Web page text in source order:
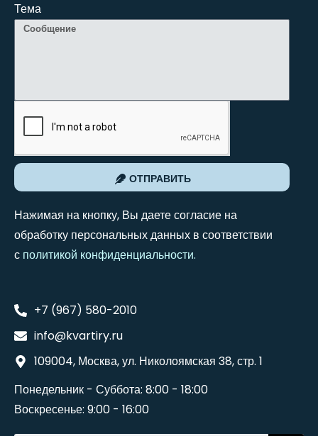
Тема
ОТПРАВИТЬ
Нажимая на кнопку, Вы даете согласие на
обработку персональных данных в соответствии
с политикой конфиденциальности.
+7 (967) 580-2010
info@kvartiry.ru
109004, Москва, ул. Николоямская 38, стр. 1
Понедельник - Суббота: 8:00 - 18:00
Воскресенье: 9:00 - 16:00